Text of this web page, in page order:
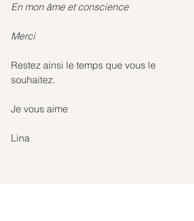
En mon âme et conscience
Merci
Restez ainsi le temps que vous le
souhaitez.
Je vous aime
Lina